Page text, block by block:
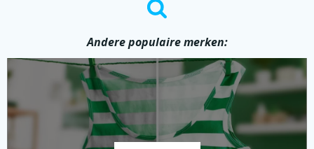
Andere populaire merken: